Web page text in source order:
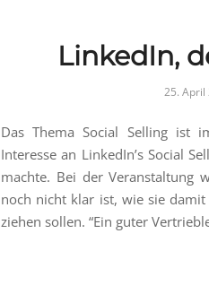
LinkedIn,
25. April
Das Thema Social Selling ist
Interesse an LinkedIn’s Social
machte. Bei der Veranstaltung
noch nicht klar ist, wie sie
ziehen sollen. “Ein guter